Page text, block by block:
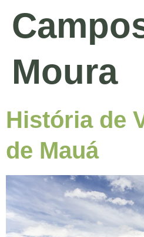
Moura
História de
de Mauá